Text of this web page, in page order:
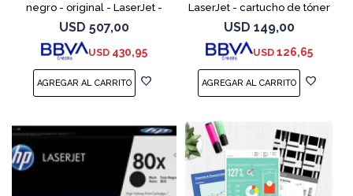
negro - original - LaserJet -
cartucho de tóner (CE255X) -
para LaserJet Enterprise MFP
M525; LaserJ
USD 507,00
USD 430,95
LaserJet - cartucho de tóner
(CE285A) - para LaserJet Pro
M1132 MFP, M1212nf MFP,
M1217nfw MFP, P110
USD 149,00
USD 126,65